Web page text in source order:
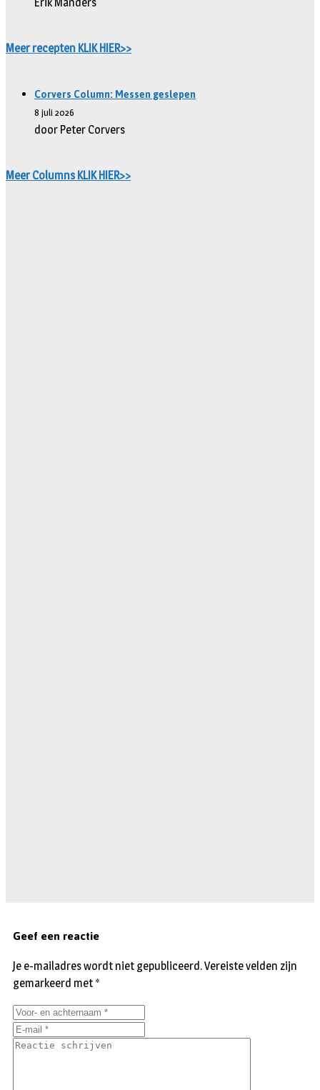
Erik Manders
Meer recepten KLIK HIER>>
Corvers Column: Messen geslepen
8 juli 2026
door Peter Corvers
Meer Columns KLIK HIER>>
Geef een reactie
Je e-mailadres wordt niet gepubliceerd.Vereiste velden zijn
gemarkeerd met *